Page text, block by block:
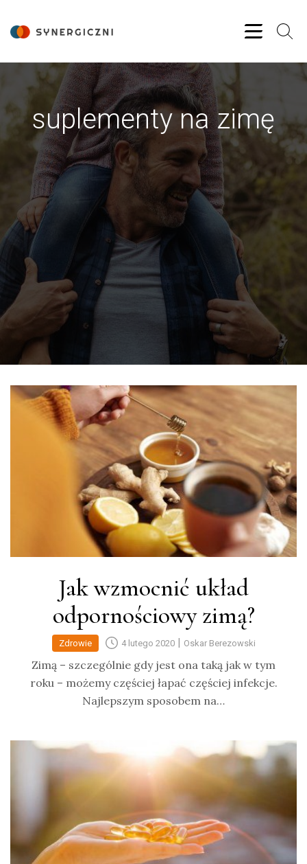
suplementy na zimę
Jak wzmocnić układ
odpornościowy zimą?
Zdrowie 4 lutego 2020| Oskar Berezowski
Zimą – szczególnie gdy jest ona taką jak w tym
roku – możemy częściej łapać częściej infekcje.
Najlepszym sposobem na…